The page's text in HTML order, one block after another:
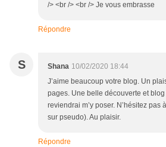
/> <br /> <br /> Je vous embrasse
Répondre
S Shana 10/02/2020 18:44
J’aime beaucoup votre blog. Un
pages. Une belle découverte et
reviendrai m’y poser. N’hésitez pas
sur pseudo). Au plaisir.
Répondre